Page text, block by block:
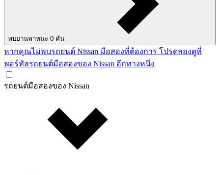
พบยานพาหนะ 0 คัน
หากคุณไม่พบรถยนต์ Nissan มือสองที่ต้องการ โปรดลองดูที่
พอร์ทัลรถยนต์มือสองของ Nissan อีกทางหนึ่ง
รถยนต์มือสองของ Nissan